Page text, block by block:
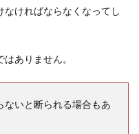
なければならなくなってし
ありません。
ないと断られる場合もあ